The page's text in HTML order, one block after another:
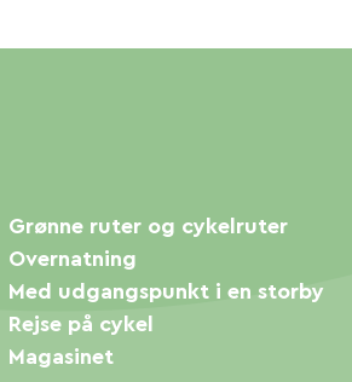
Grønne ruter og cykelruter
Overnatning
Med udgangspunkt i en storby
Rejse på cykel
Magasinet